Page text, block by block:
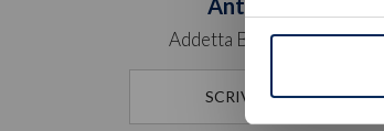
Antea Licheri
Addetta Back Office Brand
SCRIVI UNA EMAIL